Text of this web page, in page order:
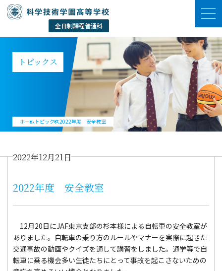
トピックス
ホーム トピックス2022年度 安全教室
2022年12月21日
2022年度 安全教室
12月20日にJAF東京支部の杉本様による自転車の安全教室が
ありました。自転車の乗り方のルールやマナーを実際に起きた
交通事故の動画やクイズを通して講習をしました。通学等で自
転車に乗る機会多い生徒たちにとって事故を起こさないための